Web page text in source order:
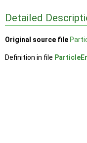
Detailed
Original source file
Definition in file